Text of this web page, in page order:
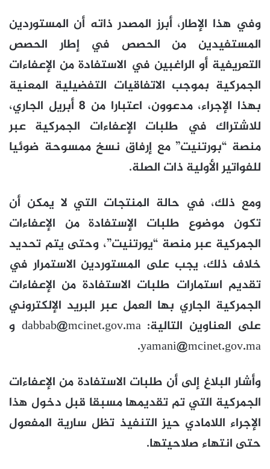
وفي هذا الإطار، أبرز المصدر ذاته أن المستوردين
المستفيدين من الحصص في إطار الحصص
التعريفية أو الراغبين في الاستفادة من الإعفاءات
الجمركية بموجب الاتفاقيات التفضيلية المعنية
بهذا الإجراء، مدعوون، اعتبارا من 8 أبريل الجاري،
للاشتراك في طلبات الإعفاءات الجمركية عبر
منصة “بورتنيت” مع إرفاق نسخ ممسوحة ضوئيا
للفواتير الأولية ذات الصلة.
ومع ذلك، في حالة المنتجات التي لا يمكن أن
تكون موضوع طلبات الإستفادة من الإعفاءات
الجمركية عبر منصة “يورتنيت”، وحتى يتم تحديد
خلاف ذلك، يجب على المستوردين الاستمرار في
تقديم استمارات طلبات الاستفادة من الإعفاءات
الجمركية الجاري بها العمل عبر البريد الإلكتروني
على العناوين التالية:dabbab@mcinet.gov.ma و
yamani@mcinet.gov.ma
.
وأشار البلاغ إلى أن طلبات الاستفادة من الإعفاءات
الجمركية التي تم تقديمها مسبقا قبل دخول هذا
الإجراء اللامادي حيز التنفيذ تظل سارية المفعول
حتى انتهاء صلاحيتها.